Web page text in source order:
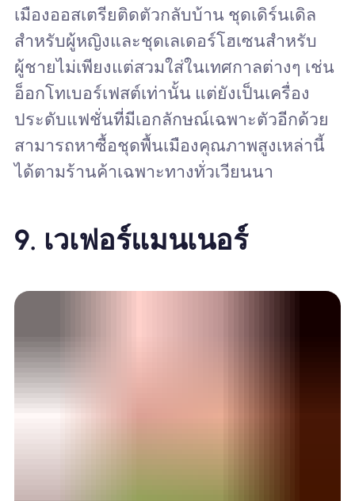
เมืองออสเตรียติดตัวกลับบ้าน ชุดเดิร์นเดิล
สำหรับผู้หญิงและชุดเลเดอร์โฮเซนสำหรับ
ผู้ชายไม่เพียงแต่สวมใส่ในเทศกาลต่างๆ เช่น
อ็อกโทเบอร์เฟสต์เท่านั้น แต่ยังเป็นเครื่อง
ประดับแฟชั่นที่มีเอกลักษณ์เฉพาะตัวอีกด้วย
สามารถหาซื้อชุดพื้นเมืองคุณภาพสูงเหล่านี้
ได้ตามร้านค้าเฉพาะทางทั่วเวียนนา
9. เวเฟอร์แมนเนอร์